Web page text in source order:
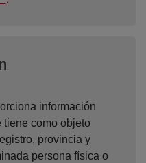
información
tiene como objeto
provincia y
persona física o